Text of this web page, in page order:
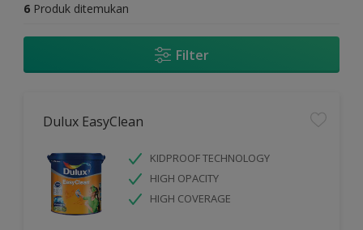
6 Produk ditemukan
Filter
Dulux EasyClean
KIDPROOF TECHNOLOGY
HIGH OPACITY
HIGH COVERAGE